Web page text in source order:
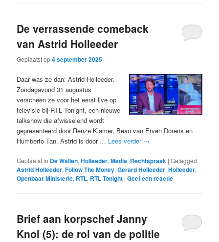
De verrassende comeback
van Astrid Holleeder
Geplaatst op4 september 2025
Daar was ze dan: Astrid Holleeder.
Zondagavond 31 augustus
verscheen ze voor het eerst live op
televisie bij RTL Tonight, een nieuwe
talkshow die afwisselend wordt
gepresenteerd door Renze Klamer, Beau van Erven Dorens en
Humberto Tan. Astrid is door … Lees verder →
Geplaatst in De Wallen,Holleeder,Media, Rechtspraak |Getagged
Astrid Holleeder,Follow The Money,Gerard Holleeder,Holleeder,
Openbaar Ministerie, RTL, RTL Tonight |Geef een reactie
Brief aan korpschef Janny
Knol (5): de rol van de politie